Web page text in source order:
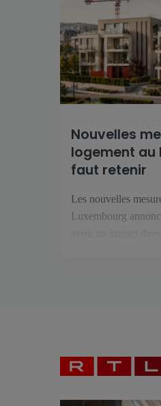
Nouvelles
logement au
faut retenir
Les nouvelles
Luxembourg